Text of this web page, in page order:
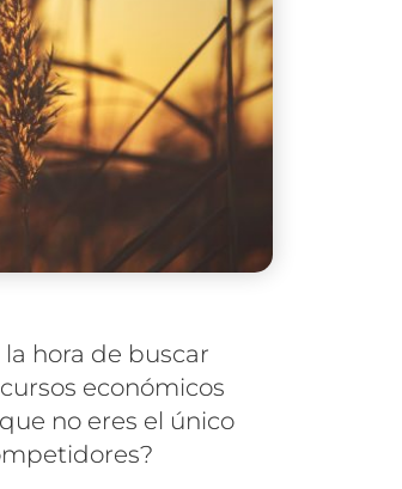
hora de buscar
económicos
no eres el único